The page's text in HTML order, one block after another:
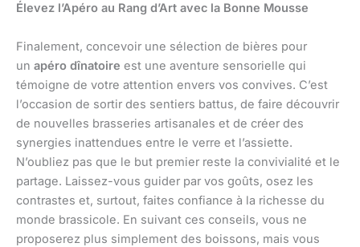
Élevez l’Apéro au Rang d’Art avec la Bonne Mousse
Finalement, concevoir une sélection de bières pour
un apéro dînatoire est une aventure sensorielle qui
témoigne de votre attention envers vos convives. C’est
l’occasion de sortir des sentiers battus, de faire découvrir
de nouvelles brasseries artisanales et de créer des
synergies inattendues entre le verre et l’assiette.
N’oubliez pas que le but premier reste la convivialité et le
partage. Laissez-vous guider par vos goûts, osez les
contrastes et, surtout, faites confiance à la richesse du
monde brassicole. En suivant ces conseils, vous ne
proposerez plus simplement des boissons, mais vous